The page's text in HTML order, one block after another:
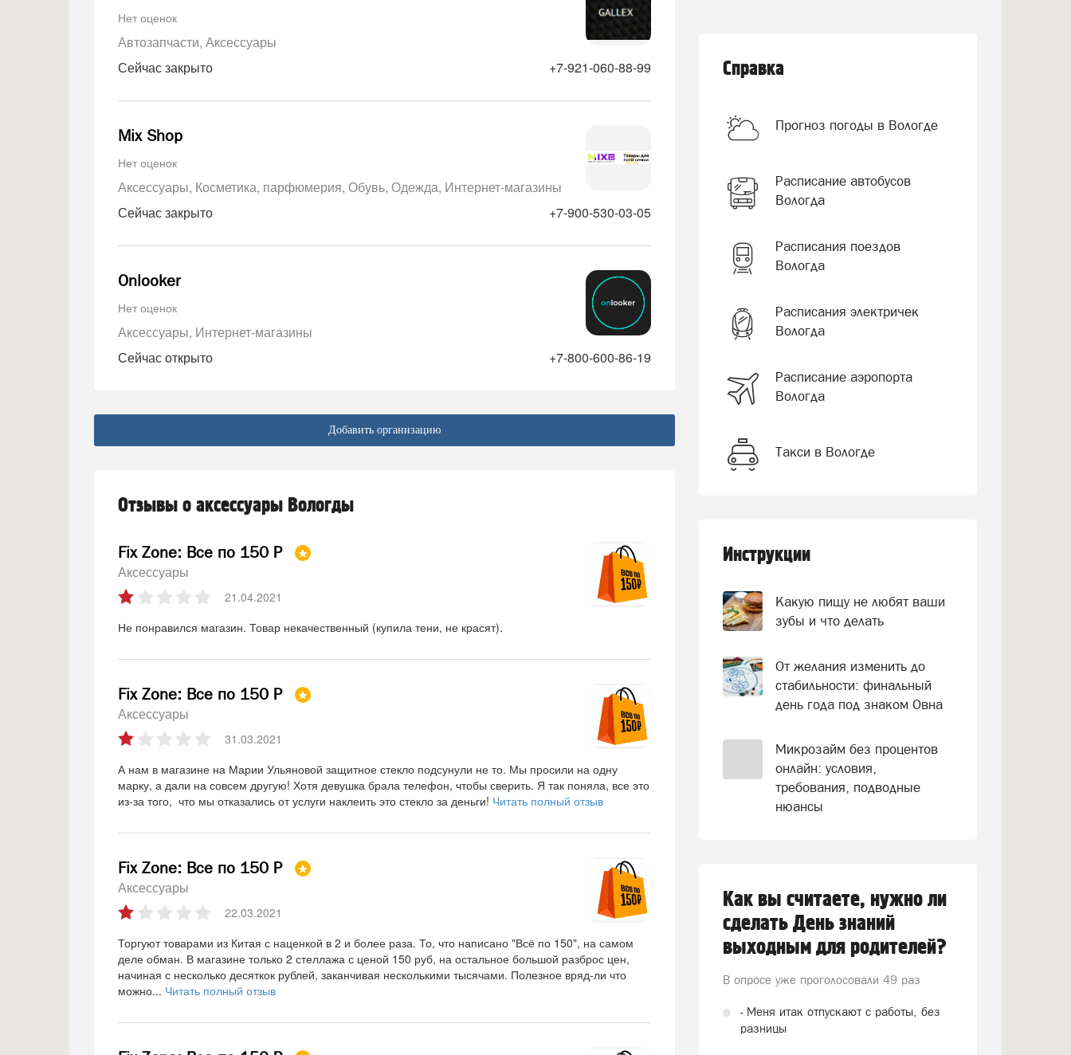
Нет оценок
Автозапчасти Аксессуары
Сейчас закрыто
+7-921-060-88-99
Mix Shop
Нет оценок
Аксессуары Косметика, парфюмерия Обувь Одежда Интернет-магазины
Сейчас закрыто
+7-900-530-03-05
Onlooker
Нет оценок
Аксессуары Интернет-магазины
Сейчас открыто
+7-800-600-86-19
Добавить организацию
Отзывы о аксессуары Вологды
Fix Zone: Все по 150 Р
Аксессуары
21.04.2021
Не понравился магазин. Товар некачественный (купила тени, не красят).
Fix Zone: Все по 150 Р
Аксессуары
31.03.2021
А нам в магазине на Марии Ульяновой защитное стекло подсунули не то. Мы просили на одну
марку, а дали на совсем другую! Хотя девушка брала телефон, чтобы сверить. Я так поняла, все это
из-за того, что мы отказались от услуги наклеить это стекло за деньги! Читать полный отзыв
Fix Zone: Все по 150 Р
Аксессуары
22.03.2021
Торгуют товарами из Китая с наценкой в 2 и более раза. То, что написано "Всё по 150", на самом
деле обман. В магазине только 2 стеллажа с ценой 150 руб, на остальное большой разброс цен,
начиная с несколько десяткок рублей, заканчивая несколькими тысячами. Полезное вряд-ли что
можно... Читать полный отзыв
Справка
Прогноз погоды в Вологде
Расписание автобусов
Вологда
Расписания поездов
Вологда
Расписания электричек
Вологда
Расписание аэропорта
Вологда
Такси в Вологде
Инструкции
Какую пищу не любят ваши
зубы и что делать
От желания изменить до
стабильности: финальный
день года под знаком Овна
Микрозайм без процентов
онлайн: условия,
требования, подводные
нюансы
Как вы считаете, нужно ли
сделать День знаний
выходным для родителей?
В опросе уже проголосовали 49 раз
- Меня итак отпускают с работы, без
разницы